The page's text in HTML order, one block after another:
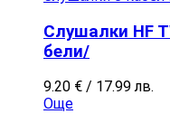
Слушалки HF
бели/
9.20 € / 17.99 лв.
Още